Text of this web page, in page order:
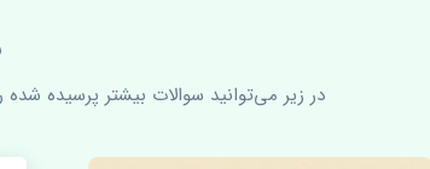
در زیر می‌توانید سوالات بیشتر پرسیده